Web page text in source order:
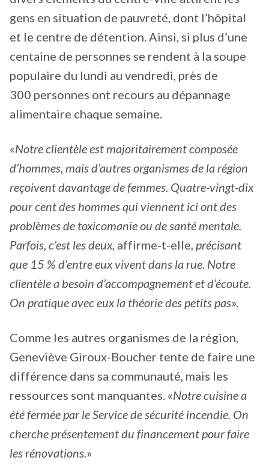
gens en situation de pauvreté, dont l’hôpital
et le centre de détention. Ainsi, si plus d’une
centaine de personnes se rendent à la soupe
populaire du lundi au vendredi, près de
300 personnes ont recours au dépannage
alimentaire chaque semaine.
«Notre clientèle est majoritairement composée
d’hommes, mais d’autres organismes de la région
reçoivent davantage de femmes. Quatre-vingt-dix
pour cent des hommes qui viennent ici ont des
problèmes de toxicomanie ou de santé mentale.
Parfois, c’est les deux, affirme-t-elle, précisant
que 15 % d’entre eux vivent dans la rue. Notre
clientèle a besoin d’accompagnement et d’écoute.
On pratique avec eux la théorie des petits pas».
Comme les autres organismes de la région,
Geneviève Giroux-Boucher tente de faire une
différence dans sa communauté, mais les
ressources sont manquantes. «Notre cuisine a
été fermée par le Service de sécurité incendie. On
cherche présentement du financement pour faire
les rénovations. »